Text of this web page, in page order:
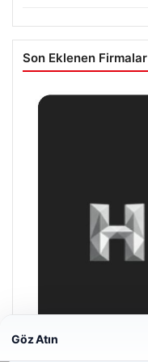
Son Eklenen Firmalar
Göz Atın